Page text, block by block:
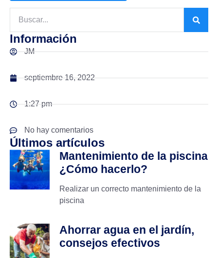
Información
JM
septiembre 16, 2022
1:27 pm
No hay comentarios
Últimos artículos
Mantenimiento de la piscina
¿Cómo hacerlo?
Realizar un correcto mantenimiento de la
piscina
Ahorrar agua en el jardín,
consejos efectivos